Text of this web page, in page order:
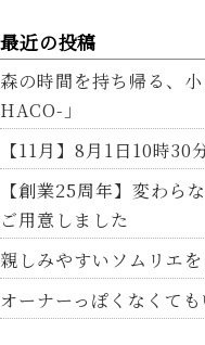
最近の投稿
森の時間を持ち帰る、
HACO-」
【11月】8月1日10時30
【創業25周年】変わら
ご用意しました
親しみやすいソムリエ
オーナーっぽくなくて